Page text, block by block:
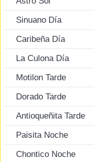
Sinuano Día
Caribeña Día
La Culona Día
Motilon Tarde
Dorado Tarde
Antioqueñita Tarde
Paisita Noche
Chontico Noche